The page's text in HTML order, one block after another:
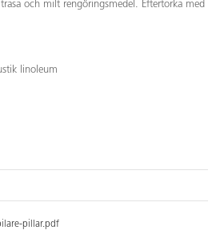
trasa och milt rengöringsmedel. Eftertorka med
linoleum
pillar.pdf